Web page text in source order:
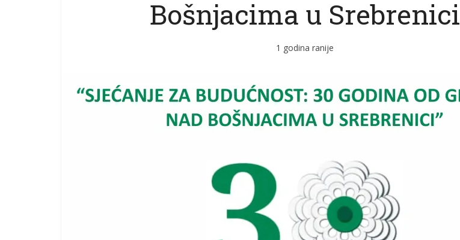
Bošnjacima u Srebrenici
1 godina ranije